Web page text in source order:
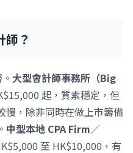
師？
大型會計師事務所（Big
起，質素穩定，但
慢，除非同時在做上市籌備
中型本地 CPA Firm／
至 HK$10,000，有